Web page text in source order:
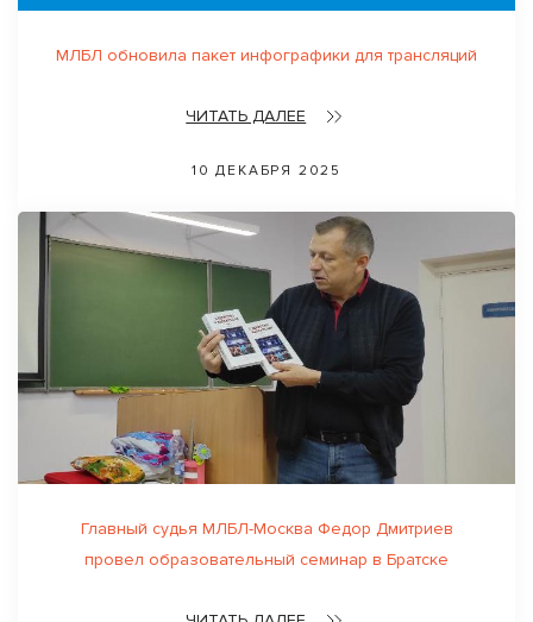
МЛБЛ обновила пакет инфографики для трансляций
ЧИТАТЬ ДАЛЕЕ
10 ДЕКАБРЯ 2025
Главный судья МЛБЛ-Москва Федор Дмитриев
провел образовательный семинар в Братске